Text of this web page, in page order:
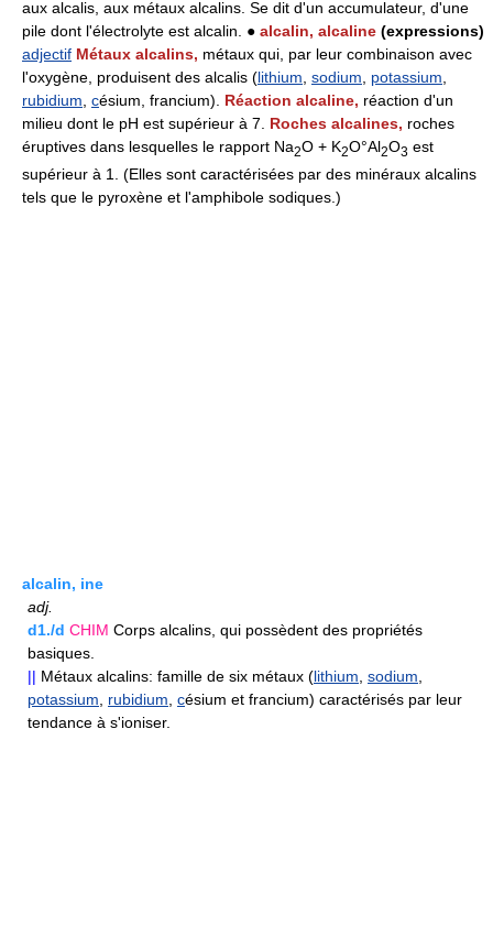
aux alcalis, aux métaux alcalins. Se dit d'un accumulateur, d'une
pile dont l'électrolyte est alcalin. ● alcalin, alcaline (expressions)
adjectif Métaux alcalins, métaux qui, par leur combinaison avec
l'oxygène, produisent des alcalis (lithium sodium potassium
rubidium césium, francium). Réaction alcaline, réaction d'un
milieu dont le pH est supérieur à 7. Roches alcalines, roches
éruptives dans lesquelles le rapport Na2O + K2O°Al2O3 est
supérieur à 1. (Elles sont caractérisées par des minéraux alcalins
tels que le pyroxène et l'amphibole sodiques.)
alcalin, ine
adj.
d1./d CHIM Corps alcalins, qui possèdent des propriétés
basiques.
|| Métaux alcalins: famille de six métaux (lithium sodium
potassium
rubidium césium et francium) caractérisés par leur
tendance à s'ioniser.